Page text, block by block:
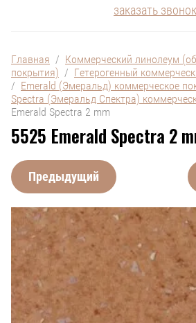
заказать звонок
Главная
  /
Коммерческий линолеум
покрытия)
  /
Гетерогенный
/ Emerald (Эмеральд) коммерческое
Spectra (Эмеральд Спектра)
Emerald Spectra 2 mm
5525 Emerald Spectra 2
Предыдущий